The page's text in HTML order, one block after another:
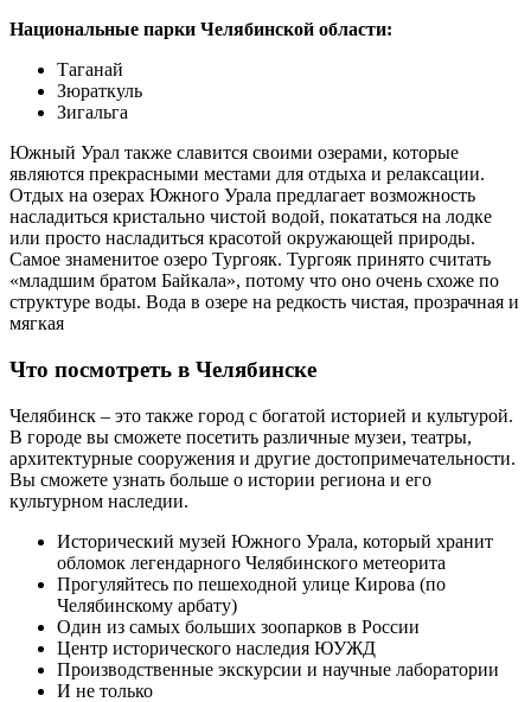
Национальные парки Челябинской области:
Таганай
Зюраткуль
Зигальга
Южный Урал также славится своими озерами, которые
являются прекрасными местами для отдыха и релаксации.
Отдых на озерах Южного Урала предлагает возможность
насладиться кристально чистой водой, покататься на лодке
или просто насладиться красотой окружающей природы.
Самое знаменитое озеро Тургояк. Тургояк принято считать
«младшим братом Байкала», потому что оно очень схоже по
структуре воды. Вода в озере на редкость чистая, прозрачная и
мягкая
Что посмотреть в Челябинске
Челябинск – это также город с богатой историей и культурой.
В городе вы сможете посетить различные музеи, театры,
архитектурные сооружения и другие достопримечательности.
Вы сможете узнать больше о истории региона и его
культурном наследии.
Исторический музей Южного Урала, который хранит
обломок легендарного Челябинского метеорита
Прогуляйтесь по пешеходной улице Кирова (по
Челябинскому арбату)
Один из самых больших зоопарков в России
Центр исторического наследия ЮУЖД
Производственные экскурсии и научные лаборатории
И не только